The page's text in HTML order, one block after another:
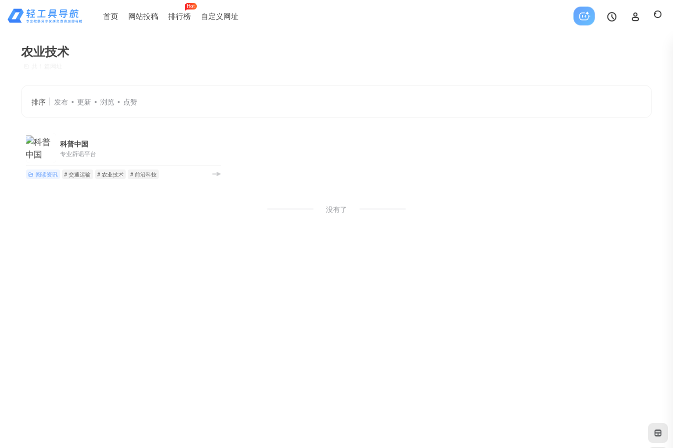
首页 网站投稿 排行榜
Hot
自定义网址
农业技术
排序 发布 更新 浏览 点赞
科普中国
专业辟谣平台
阅读资讯 # 交通运输 # 农业技术 # 前沿科技
没有了